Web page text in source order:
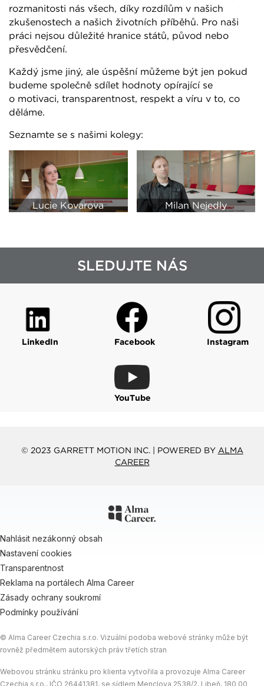
rozmanitosti nás všech, díky rozdílům v našich
zkušenostech a našich životních příběhů. Pro naši
práci nejsou důležité hranice států, původ nebo
přesvědčení.
Každý jsme jiný, ale úspěšní můžeme být jen pokud
budeme společně sdílet hodnoty opírající se
o motivaci, transparentnost, respekt a víru v to, co
děláme.
Seznamte se s našimi kolegy:
Lucie Kovarova Milan Nejedly
SLEDUJTE NÁS
LinkedIn Facebook Instagram
YouTube
© 2023 GARRETT MOTION INC. | POWERED BY ALMA
CAREER
Nahlásit nezákonný obsah
Nastavení cookies
Transparentnost
Reklama na portálech Alma Career
Zásady ochrany soukromí
Podmínky používání
© Alma Career Czechia s.r.o. Vizuální podoba webové stránky může být
rovněž předmětem autorských práv třetích stran
Webovou stránku stránku pro klienta vytvořila a provozuje Alma Career
Czechia s.r.o., IČO 26441381, se sídlem Menclova 2538/2, Libeň, 180 00